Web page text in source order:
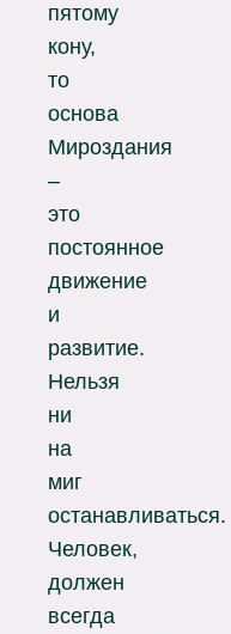
пятому
кону,
то
основа
Мироздания
–
это
постоянное
движение
и
развитие.
Нельзя
ни
на
миг
останавливаться.
Человек,
должен
всегда